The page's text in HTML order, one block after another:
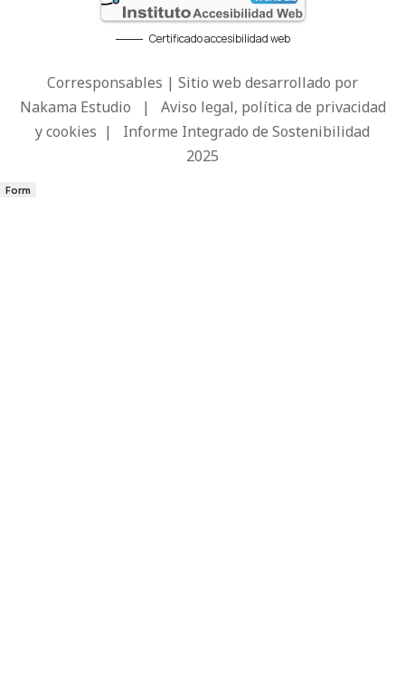
Certificado accesibilidad web
Corresponsables | Sitio web desarrollado por
Nakama Estudio | Aviso legal, política de privacidad
y cookies | Informe Integrado de Sostenibilidad
2025
Form